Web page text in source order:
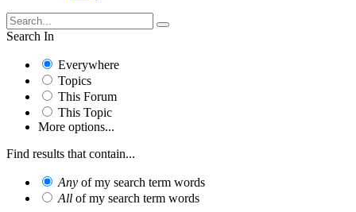
Search In
Everywhere
Topics
This Forum
This Topic
More options...
Find results that contain...
Any of my search term words
All of my search term words